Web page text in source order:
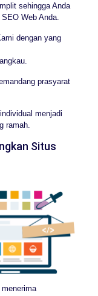
sehingga Anda
Web Anda.
dengan yang
prasyarat
menjadi
ramah.
Situs